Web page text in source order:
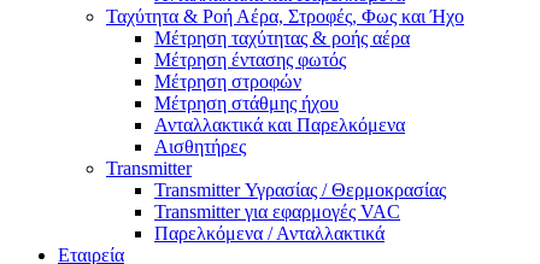
Ταχύτητα & Ροή Αέρα, Στροφές, Φως και Ήχο
Μέτρηση ταχύτητας & ροής αέρα
Μέτρηση έντασης φωτός
Μέτρηση στροφών
Μέτρηση στάθμης ήχου
Ανταλλακτικά και Παρελκόμενα
Αισθητήρες
Transmitter
Transmitter Υγρασίας / Θερμοκρασίας
Transmitter για εφαρμογές VAC
Παρελκόμενα / Ανταλλακτικά
Εταιρεία